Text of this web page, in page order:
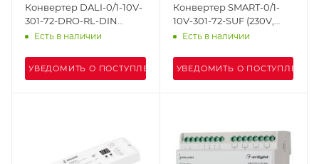
Конвертер DALI-0/1-10V-
301-72-DRO-RL-DIN
White (BUS, 1x20mA)
лет)
Есть в наличии
УВЕДОМИТЬ О ПОСТУПЛЕНИИ
Конвертер SMART-0/1-
10V-301-72-SUF (230V,
10A, DALI) (IARL, IP20
Есть в наличии
УВЕДОМИТЬ О ПОСТУПЛЕНИИ